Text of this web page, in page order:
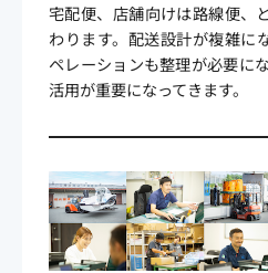
宅配便、店舗向けは路線便、
わります。配送設計が複雑に
ペレーションも整理が必要に
活用が重要になってきます。